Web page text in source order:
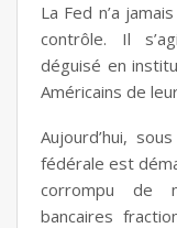
La Fed n’a
contrôle. Il
déguisé en
Américains de
Aujourd’hui,
fédérale est
corrompu de
bancaires